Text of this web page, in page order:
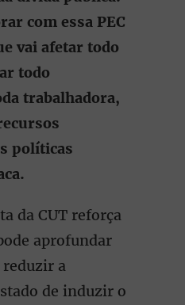
com essa PEC
vai afetar todo
todo
trabalhadora,
políticas
da CUT reforça
aprofundar
reduzir a
de induzir o